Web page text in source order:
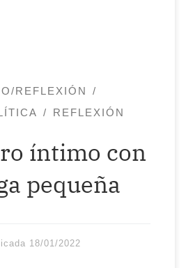
REFLEXIÓN
REFLEXIÓN
íntimo con
pequeña
18/01/2022